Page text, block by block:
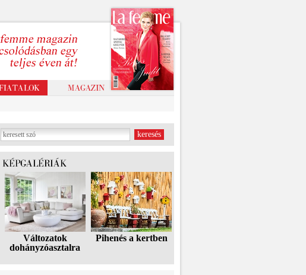
Változatok
dohányzóasztalra
Pihenés a kertben